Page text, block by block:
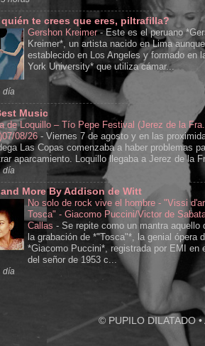
quién te crees que eres, piltrafilla?
Gershon Kreimer-Este es el peruano
Kreimer*, un artista nacido en Lima aunque
establecido en Los Angeles y formado en
York University* que utiliza cámar...
día
Music
de Loquillo – Tío Pepe Festival (Jerez de la
08/26 - Viernes 7 de agosto y en las
Las Copas comenzaba a haber problemas
aparcamiento. Loquillo llegaba a Jerez de la
día
More By Addison de Witt
No solo de rock vive el hombre - "Vissi
Tosca" - Giacomo Puccini/Victor de
Callas - Se repite como un mantra aquello
la grabación de *"Tosca"*, la genial ópera
*Giacomo Puccini*, registrada por EMI en
del señor de 1953 c...
día
© PUPILO DILATADO